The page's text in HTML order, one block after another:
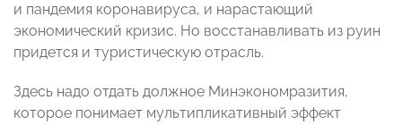
и пандемия коронавируса, и нарастающий
экономический кризис. Но восстанавливать из руин
придется и туристическую отрасль.
Здесь надо отдать должное Минэкономразития,
которое понимает мультипликативный эффект